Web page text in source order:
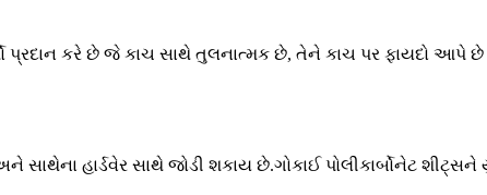
પ્રદાન કરે છે જે કાચ સાથે તુલનાત્મક છે, તેને કાચ પર ફાયદો આપે
સાથેના હાર્ડવેર સાથે જોડી શકાય છે.ગોકાઈ પોલીકાર્બોનેટ